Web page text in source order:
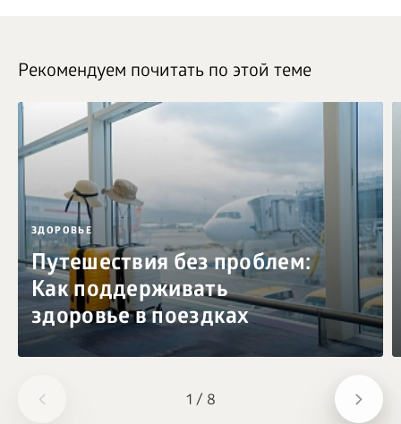
1 / 8
Рекомендуем почитать по этой теме
ЗДОРОВЬЕ
Путешествия без проблем:
Как поддерживать
здоровье в поездках